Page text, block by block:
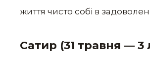
життя чисто собі в
Сатир (31 травня — 3